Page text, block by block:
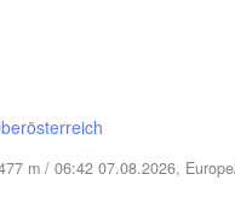
m / 06:42 07.08.2026,
(Baranavičy)